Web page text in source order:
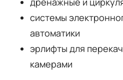
системы
автоматики
эрлифты для
камерами